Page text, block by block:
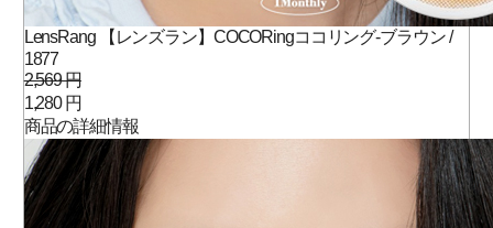
LensRang 【レンズラン】COCORingココリング-ブラウン /
1877
2,569 円
1,280 円
商品の詳細情報